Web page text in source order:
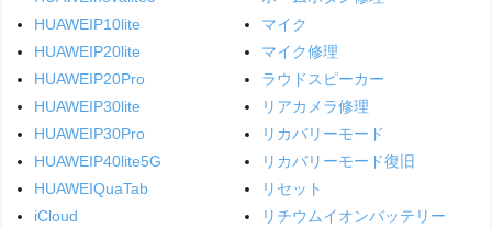
HUAWEIP10lite
HUAWEIP20lite
HUAWEIP20Pro
HUAWEIP30lite
HUAWEIP30Pro
HUAWEIP40lite5G
HUAWEIQuaTab
iCloud
マイク
マイク修理
ラウドスピーカー
リアカメラ修理
リカバリーモード
リカバリーモード復旧
リセット
リチウムイオンバッテリー